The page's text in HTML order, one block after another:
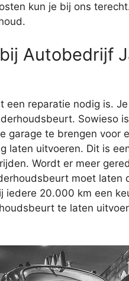
kun je bij ons
Autobedrijf
reparatie nodig is.
Sowieso
garage te brengen voor
laten uitvoeren. Dit is
Wordt er meer
moet laten
iedere 20.000 km een
te laten